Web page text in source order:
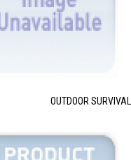
OUTDOOR SURVIVAL